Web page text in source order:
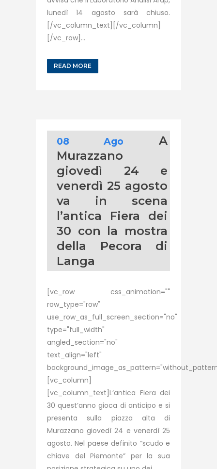
lunedì 14 agosto sarà chiuso.
[/vc_column_text][/vc_column]
[/vc_row]...
READ MORE
08 Ago
A
Murazzano
giovedì 24 e
venerdì 25 agosto
va in scena
l’antica Fiera dei
30 con la mostra
della Pecora di
Langa
[vc_row css_animation=""
row_type="row"
use_row_as_full_screen_section="no"
type="full_width"
angled_section="no"
text_align="left"
[vc_column]
[vc_column_text]L’antica Fiera dei
30 quest’anno gioca di anticipo e si
presenta sulla piazza alta di
Murazzano giovedì 24 e venerdì 25
agosto. Nel paese definito “scudo e
chiave del Piemonte” per la sua